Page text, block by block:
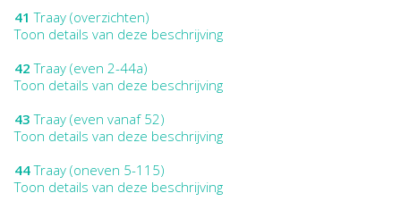
41 Traay (overzichten)
Toon details van deze beschrijving
42 Traay (even 2-44a)
Toon details van deze beschrijving
43 Traay (even vanaf 52)
Toon details van deze beschrijving
44Traay (oneven 5-115)
Toon details van deze beschrijving